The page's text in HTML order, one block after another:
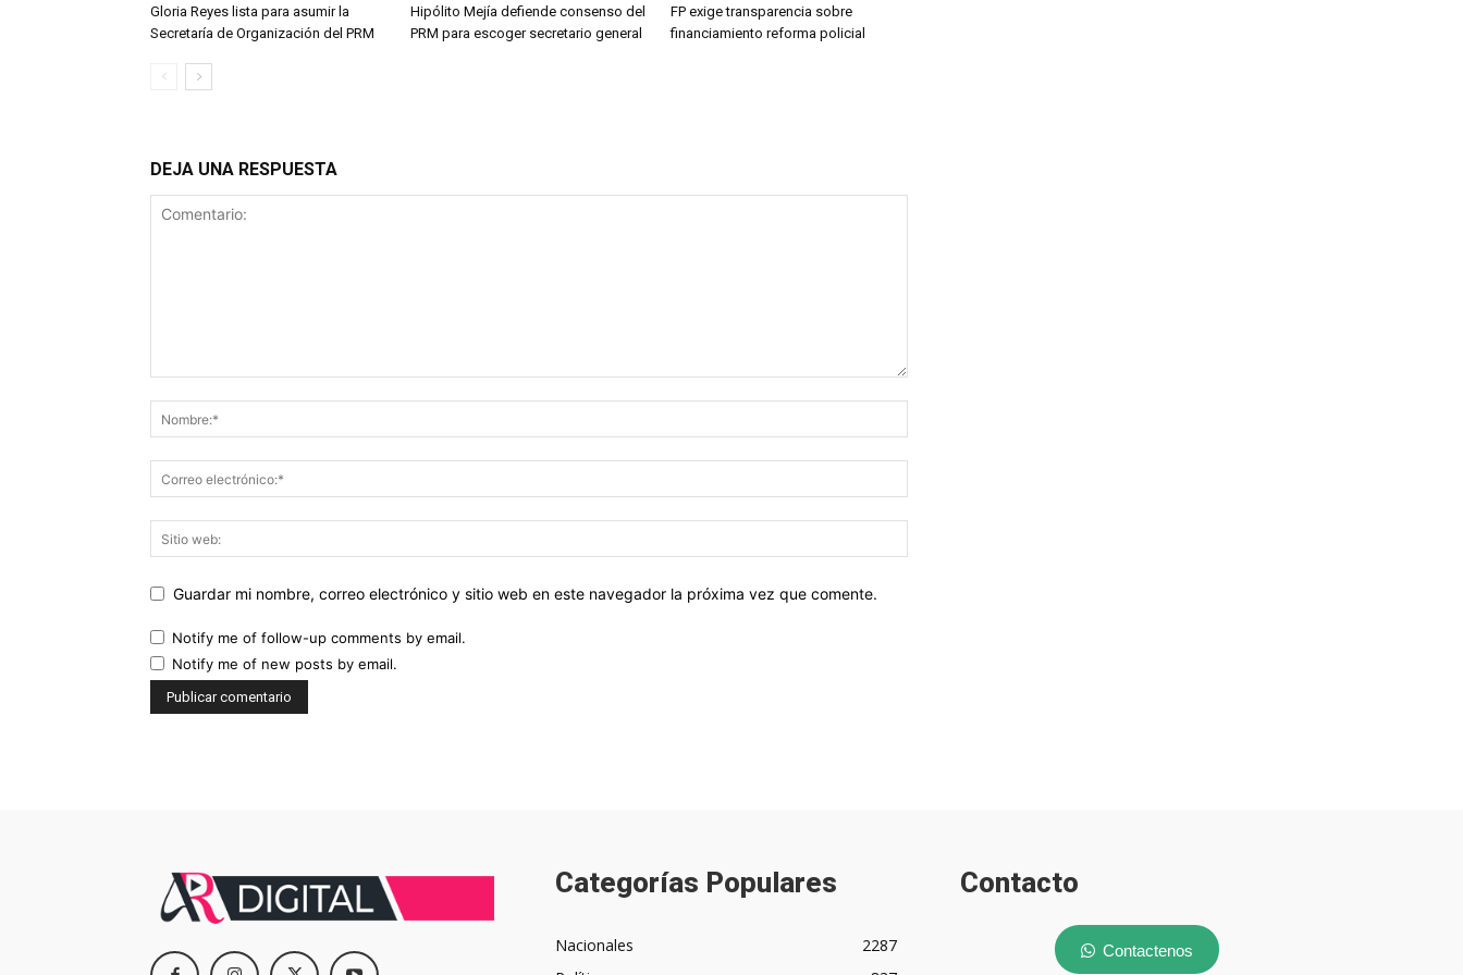
Gloria Reyes lista para asumir la
Secretaría de Organización del PRM
Hipólito Mejía defiende consenso del
PRM para escoger secretario general
FP exige transparencia sobre
financiamiento reforma policial
DEJA UNA RESPUESTA
Guardar mi nombre, correo electrónico y sitio web en este navegador la próxima vez que comente.
Notify me of follow-up comments by email.
Notify me of new posts by email.
Categorías Populares
Nacionales
2287
Contacto
Contactenos